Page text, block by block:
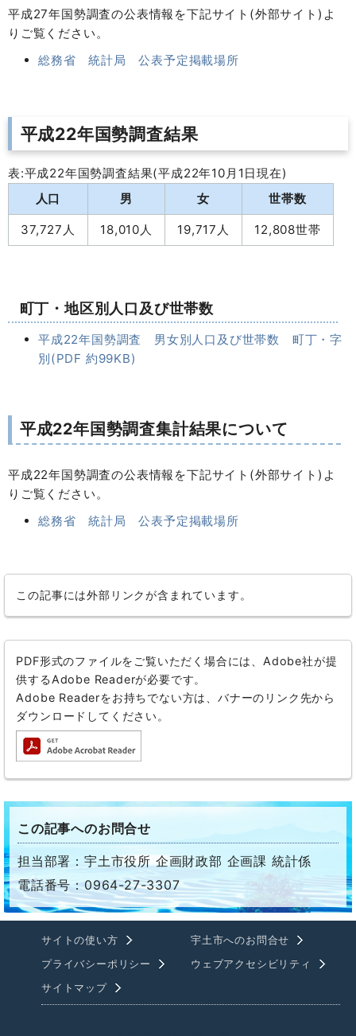
平成27年国勢調査の公表情報を下記サイト(外部サイト)よ
りご覧ください。
総務省 統計局 公表予定掲載場所
平成22年国勢調査結果
表:平成22年国勢調査結果(平成22年10月1日現在)
人口
男 女 世帯数
37,727人 18,010人 19,717人 12,808世帯
町丁・地区別人口及び世帯数
平成22年国勢調査 男女別人口及び世帯数 町丁・字
別(PDF 約99KB)
平成22年国勢調査集計結果について
平成22年国勢調査の公表情報を下記サイト(外部サイト)よ
りご覧ください。
総務省 統計局 公表予定掲載場所
この記事には外部リンクが含まれています。
PDF形式のファイルをご覧いただく場合には、Adobe社が提
供するAdobe Readerが必要です。
Adobe Readerをお持ちでない方は、バナーのリンク先から
ダウンロードしてください。
この記事へのお問合せ
担当部署：宇土市役所 企画財政部 企画課 統計係
電話番号：0964-27-3307
サイトの使い方
宇土市へのお問合せ
プライバシーポリシー
ウェブアクセシビリティ
サイトマップ